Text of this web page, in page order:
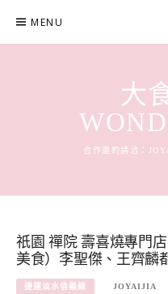
content
MENU
大
合作邀約請洽：
祇園 禪院 壽喜燒專門
美食）李聖傑、王齊麟
捷運淡水信義線 JOYAIJIA